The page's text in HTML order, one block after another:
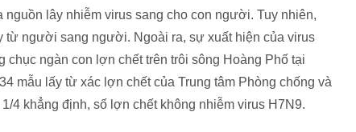
nguồn lây nhiễm virus sang cho con người. Tuy nhiên,
từ người sang người. Ngoài ra, sự xuất hiện của virus
ngàn con lợn chết trên trôi sông Hoàng Phố tại
mẫu lấy từ xác lợn chết của Trung tâm Phòng chống và
4 khẳng định, số lợn chết không nhiễm virus H7N9.